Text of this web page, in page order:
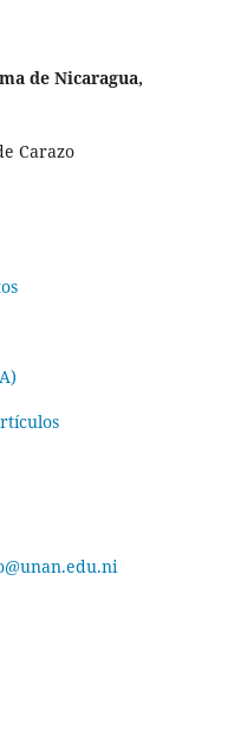
de Nicaragua,
Carazo